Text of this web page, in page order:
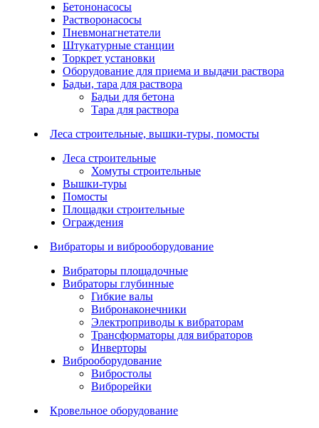
Бетононасосы
Растворонасосы
Пневмонагнетатели
Штукатурные станции
Торкрет установки
Оборудование для приема и выдачи раствора
Бадьи, тара для раствора
Бадьи для бетона
Тара для раствора
Леса строительные, вышки-туры, помосты
Леса строительные
Хомуты строительные
Вышки-туры
Помосты
Площадки строительные
Ограждения
Вибраторы и виброоборудование
Вибраторы площадочные
Вибраторы глубинные
Гибкие валы
Вибронаконечники
Электроприводы к вибраторам
Трансформаторы для вибраторов
Инверторы
Виброоборудование
Вибростолы
Виброрейки
Кровельное оборудование